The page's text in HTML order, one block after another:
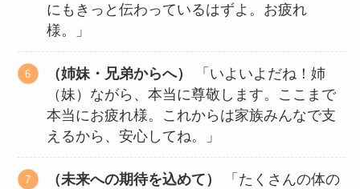
にもきっと伝わっているはずよ。お疲れ
様。」
（姉妹・兄弟からへ）
「いよいよだね！姉
（妹）ながら、本当に尊敬します。ここまで
本当にお疲れ様。これからは家族みんなで支
えるから、安心してね。」
（未来への期待を込めて）
「たくさんの体の